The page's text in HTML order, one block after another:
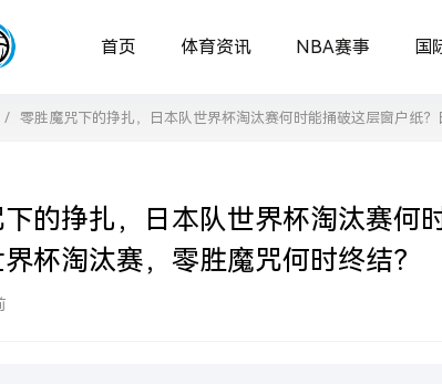
首页 体育资讯 NBA赛事 国
/ 零胜魔咒下的挣扎，日本队世界杯淘汰赛何时能捅破这层窗户纸？
的挣扎，日本队世界杯淘汰赛何
杯淘汰赛，零胜魔咒何时终结？